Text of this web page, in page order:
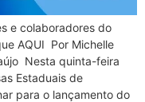
e colaboradores do
AQUI Por Michelle
Nesta quinta-feira
Estaduais de
para o lançamento do